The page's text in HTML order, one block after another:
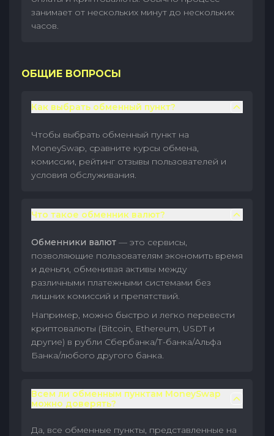
занимает от нескольких минут до нескольких
часов.
ОБЩИЕ ВОПРОСЫ
Как выбрать обменный пункт?
Чтобы выбрать обменный пункт на
MoneySwap, сравните курсы обмена,
комиссии, рейтинг отзывы пользователей и
условия обслуживания.
Что такое обменник валют?
Обменники валют — это сервисы,
позволяющие пользователям экономить время
и деньги, обменивая активы между
различными платежными системами без
лишних комиссий и препятствий.
Например, можно быстро и легко перевести
криптовалюты (Bitcoin, Ethereum, USDT и
другие) в рубли Сбербанка/Т-банка/Альфа
Банка/любого другого банка.
Всем ли обменным пунктам MoneySwap
можно доверять?
Да, все обменные пункты, представленные на